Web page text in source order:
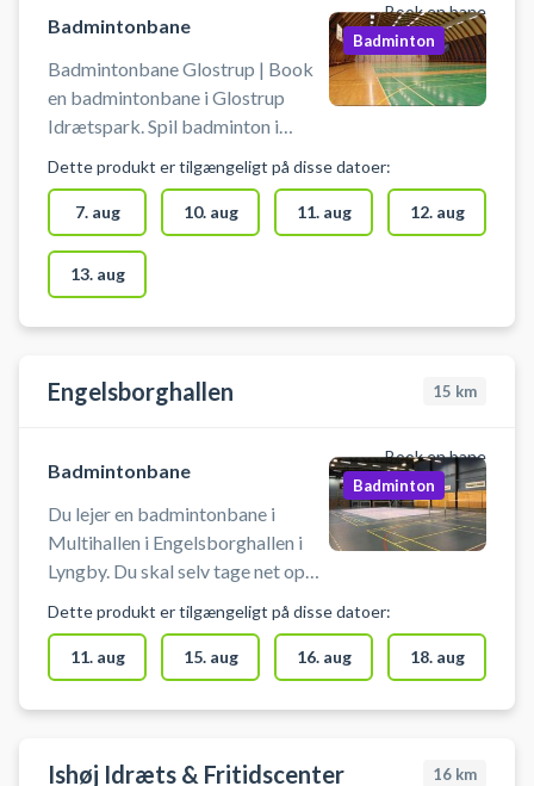
Book en bane
Badmintonbane
Badmintonbane Glostrup | Book
en badmintonbane i Glostrup
Idrætspark. Spil badminton i
badmintonbanerne i
idrætsparkens haller.
Badminton
Dette produkt er tilgængeligt på disse datoer:
7. aug 10. aug 11. aug 12. aug
13. aug
Engelsborghallen 15 km
Book en bane
Badmintonbane
Du lejer en badmintonbane i
Multihallen i Engelsborghallen i
Lyngby. Du skal selv tage net op
selv ketcher og bolde. Der er
mulighed for omklædning.
Badminton
Dette produkt er tilgængeligt på disse datoer:
11. aug 15. aug 16. aug 18. aug
Ishøj Idræts & Fritidscenter 16 km